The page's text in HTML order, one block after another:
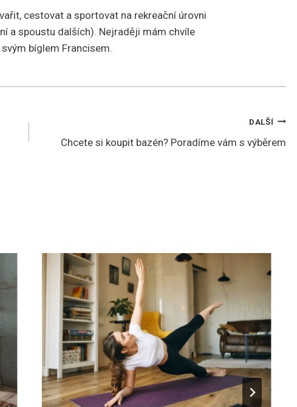
cestovat a sportovat na rekreační úrovni
a spoustu dalších). Nejraději mám chvíle
bíglem Francisem.
DALŠÍ
Chcete si koupit bazén? Poradíme vám s výběrem